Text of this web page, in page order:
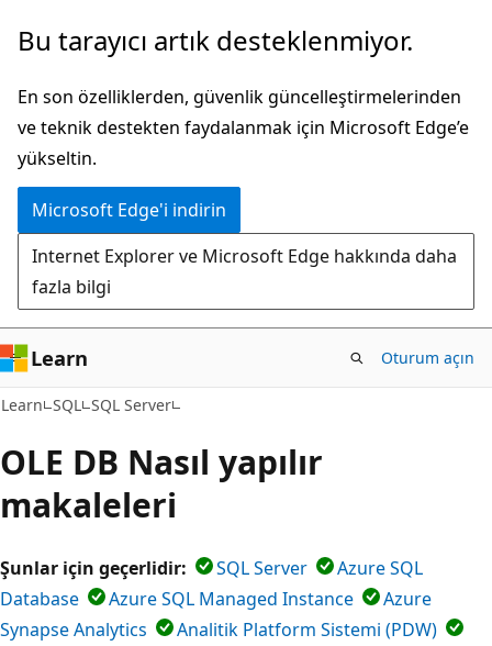
Ana
atla
Bu tarayıcı artık desteklenmiyor.
En son özelliklerden, güvenlik güncelleştirmelerinden
ve teknik destekten faydalanmak için Microsoft Edge’e
yükseltin.
Microsoft Edge'i indirin
Internet Explorer ve Microsoft Edge hakkında daha
fazla bilgi
Learn Oturum açın
Learn SQL SQL Server
OLE DB Nasıl yapılır
makaleleri
Şunlar için geçerlidir: SQL Server
Azure SQL
Database
Azure SQL Managed Instance
Azure
Synapse Analytics
Analitik Platform Sistemi (PDW)